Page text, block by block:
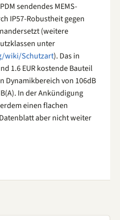
sendendes MEMS-
IP57-Robustheit gegen
(weitere
unter
wiki/Schutzart). Das in
1.6 EUR kostende Bauteil
Dynamikbereich von 106dB
In der Ankündigung
einen flachen
aber nicht weiter